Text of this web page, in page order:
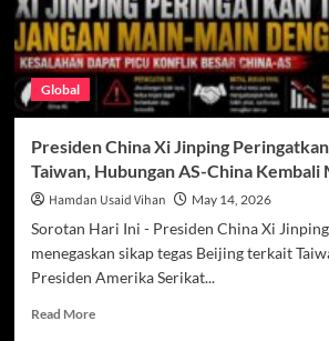
Global
Presiden China Xi Jinping
Taiwan, Hubungan AS-China Kembali
Hamdan Usaid Vihan May 14, 2026
Sorotan Hari Ini - Presiden China Xi
menegaskan sikap tegas Beijing terkait
Presiden Amerika Serikat...
Read MoreRead